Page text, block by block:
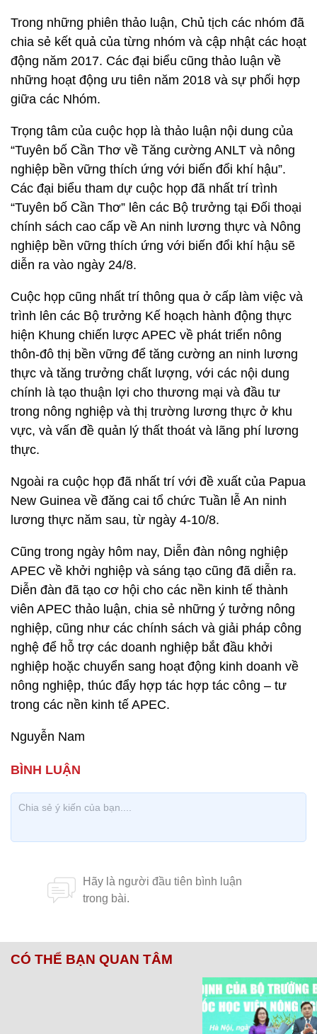
Trong những phiên thảo luận, Chủ tịch các nhóm đã
chia sẻ kết quả của từng nhóm và cập nhật các hoạt
động năm 2017. Các đại biểu cũng thảo luận về
những hoạt động ưu tiên năm 2018 và sự phối hợp
giữa các Nhóm.
Trọng tâm của cuộc họp là thảo luận nội dung của
“Tuyên bố Cần Thơ về Tăng cường ANLT và nông
nghiệp bền vững thích ứng với biến đổi khí hậu”.
Các đại biểu tham dự cuộc họp đã nhất trí trình
“Tuyên bố Cần Thơ” lên các Bộ trưởng tại Đối thoại
chính sách cao cấp về An ninh lương thực và Nông
nghiệp bền vững thích ứng với biến đổi khí hậu sẽ
diễn ra vào ngày 24/8.
Cuộc họp cũng nhất trí thông qua ở cấp làm việc và
trình lên các Bộ trưởng Kế hoạch hành động thực
hiện Khung chiến lược APEC về phát triển nông
thôn-đô thị bền vững để tăng cường an ninh lương
thực và tăng trưởng chất lượng, với các nội dung
chính là tạo thuận lợi cho thương mại và đầu tư
trong nông nghiệp và thị trường lương thực ở khu
vực, và vấn đề quản lý thất thoát và lãng phí lương
thực.
Ngoài ra cuộc họp đã nhất trí với đề xuất của Papua
New Guinea về đăng cai tổ chức Tuần lễ An ninh
lương thực năm sau, từ ngày 4-10/8.
Cũng trong ngày hôm nay, Diễn đàn nông nghiệp
APEC về khởi nghiệp và sáng tạo cũng đã diễn ra.
Diễn đàn đã tạo cơ hội cho các nền kinh tế thành
viên APEC thảo luận, chia sẻ những ý tưởng nông
nghiệp, cũng như các chính sách và giải pháp công
nghệ để hỗ trợ các doanh nghiệp bắt đầu khởi
nghiệp hoặc chuyển sang hoạt động kinh doanh về
nông nghiệp, thúc đẩy hợp tác hợp tác công – tư
trong các nền kinh tế APEC.
Nguyễn Nam
CÓ THỂ BẠN QUAN TÂM